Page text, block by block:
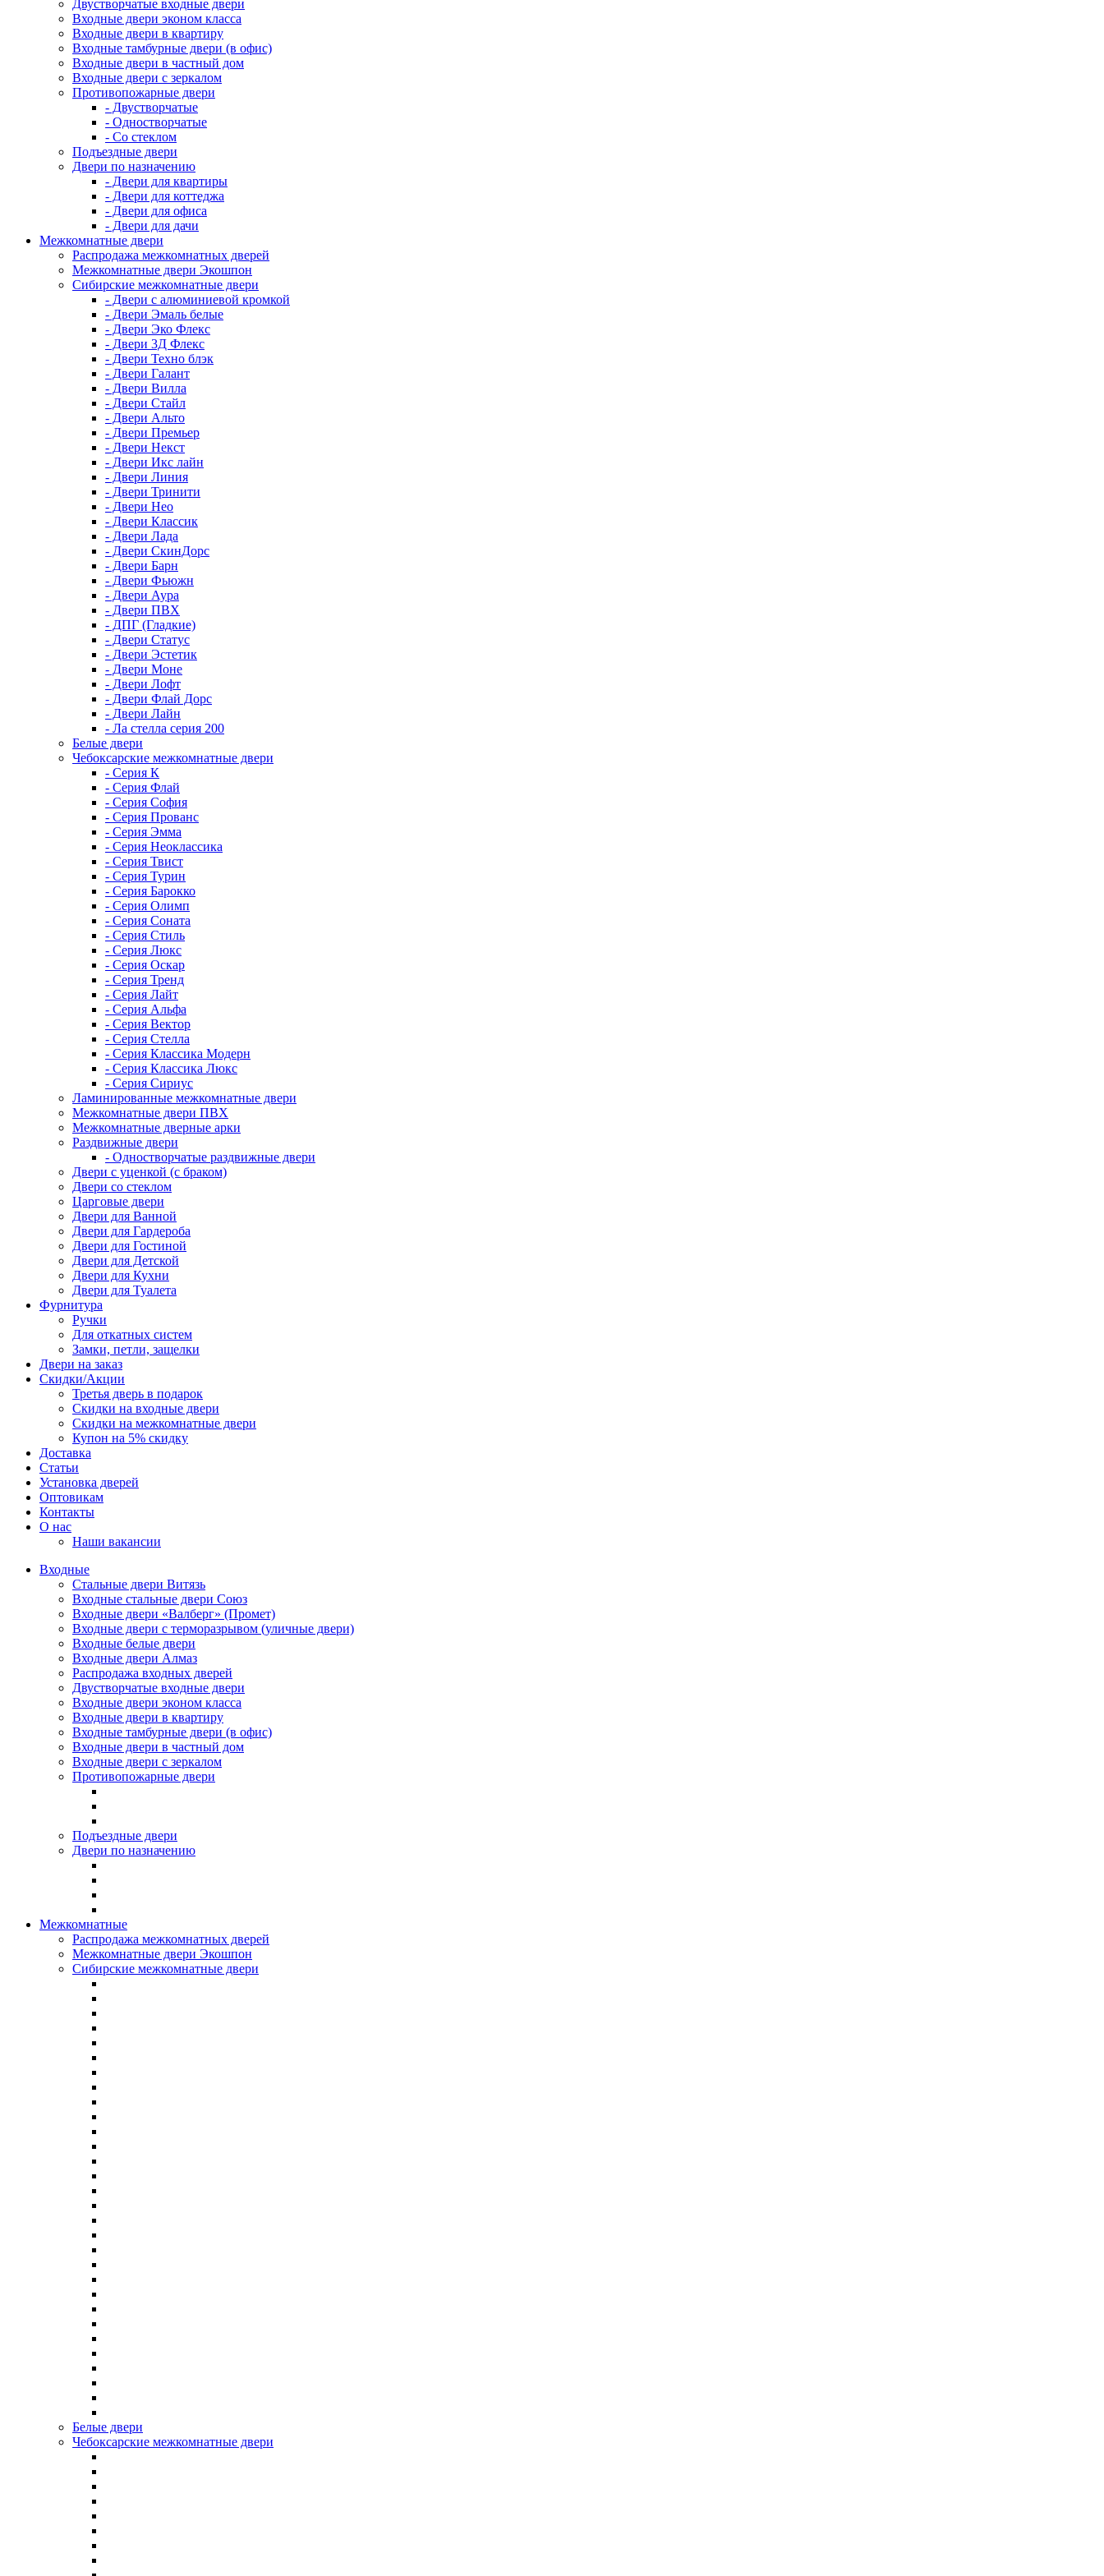
Двустворчатые входные двери
Входные двери эконом класса
Входные двери в квартиру
Входные тамбурные двери (в офис)
Входные двери в частный дом
Входные двери с зеркалом
Противопожарные двери
- Двустворчатые
- Одностворчатые
- Со стеклом
Подъездные двери
Двери по назначению
- Двери для квартиры
- Двери для коттеджа
- Двери для офиса
- Двери для дачи
Межкомнатные двери
Распродажа межкомнатных дверей
Межкомнатные двери Экошпон
Сибирские межкомнатные двери
- Двери с алюминиевой кромкой
- Двери Эмаль белые
- Двери Эко Флекс
- Двери 3Д Флекс
- Двери Техно блэк
- Двери Галант
- Двери Вилла
- Двери Стайл
- Двери Альто
- Двери Премьер
- Двери Некст
- Двери Икс лайн
- Двери Линия
- Двери Тринити
- Двери Нео
- Двери Классик
- Двери Лада
- Двери СкинДорс
- Двери Барн
- Двери Фьюжн
- Двери Аура
- Двери ПВХ
- ДПГ (Гладкие)
- Двери Статус
- Двери Эстетик
- Двери Моне
- Двери Лофт
- Двери Флай Дорс
- Двери Лайн
- Ла стелла серия 200
Белые двери
Чебоксарские межкомнатные двери
- Серия К
- Серия Флай
- Серия София
- Серия Прованс
- Серия Эмма
- Серия Неоклассика
- Серия Твист
- Серия Турин
- Серия Барокко
- Серия Олимп
- Серия Соната
- Серия Стиль
- Серия Люкс
- Серия Оскар
- Серия Тренд
- Серия Лайт
- Серия Альфа
- Серия Вектор
- Серия Стелла
- Серия Классика Модерн
- Серия Классика Люкс
- Серия Сириус
Ламинированные межкомнатные двери
Межкомнатные двери ПВХ
Межкомнатные дверные арки
Раздвижные двери
- Одностворчатые раздвижные двери
Двери с уценкой (с браком)
Двери со стеклом
Царговые двери
Двери для Ванной
Двери для Гардероба
Двери для Гостиной
Двери для Детской
Двери для Кухни
Двери для Туалета
Фурнитура
Ручки
Для откатных систем
Замки, петли, защелки
Двери на заказ
Скидки/Акции
Третья дверь в подарок
Скидки на входные двери
Скидки на межкомнатные двери
Купон на 5% скидку
Доставка
Статьи
Установка дверей
Оптовикам
Контакты
О нас
Наши вакансии
Входные
Стальные двери Витязь
Входные стальные двери Союз
Входные двери «Валберг» (Промет)
Входные двери с терморазрывом (уличные двери)
Входные белые двери
Входные двери Алмаз
Распродажа входных дверей
Двустворчатые входные двери
Входные двери эконом класса
Входные двери в квартиру
Входные тамбурные двери (в офис)
Входные двери в частный дом
Входные двери с зеркалом
Противопожарные двери
Подъездные двери
Двери по назначению
Межкомнатные
Распродажа межкомнатных дверей
Межкомнатные двери Экошпон
Сибирские межкомнатные двери
Белые двери
Чебоксарские межкомнатные двери